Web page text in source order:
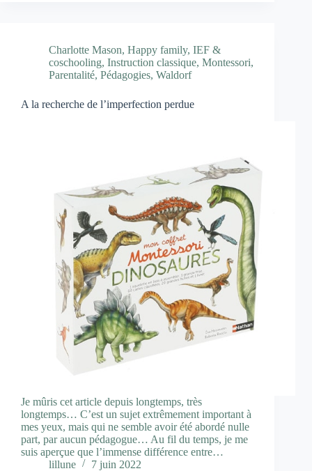
Charlotte Mason, Happy family, IEF &
coschooling, Instruction classique, Montessori,
Parentalité, Pédagogies, Waldorf
A la recherche de l’imperfection perdue
Je mûris cet article depuis longtemps, très
longtemps… C’est un sujet extrêmement important à
mes yeux, mais qui ne semble avoir été abordé nulle
part, par aucun pédagogue… Au fil du temps, je me
suis aperçue que l’immense différence entre…
lillune
7 juin 2022